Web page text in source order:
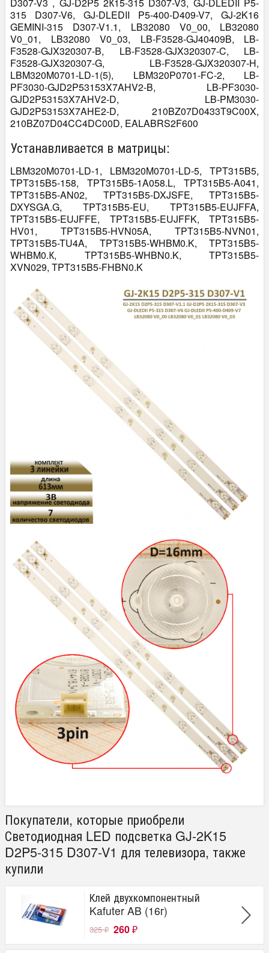
D307-V3 , GJ-D2P5 2К15-315 D307-V3, GJ-DLEDII P5-
315 D307-V6, GJ-DLEDII P5-400-D409-V7, GJ-2K16
GEMINI-315 D307-V1.1, LB32080 V0_00, LB32080
V0_01, LB32080 V0_03, LB-F3528-GJ40409B, LB-
F3528-GJX320307-B, LB-F3528-GJX320307-C, LB-
F3528-GJX320307-G, LB-F3528-GJX320307-H,
LBM320M0701-LD-1(5), LBM320P0701-FC-2, LB-
PF3030-GJD2P53153X7AHV2-B, LB-PF3030-
GJD2P53153X7AHV2-D, LB-PM3030-
GJD2P53153X7AHE2-D, 210BZ07D0433T9C00X,
210BZ07D04CC4DC00D, EALABRS2F600
Устанавливается в матрицы:
LBM320M0701-LD-1, LBM320M0701-LD-5, TPT315B5,
TPT315B5-158, TPT315B5-1A058.L, TPT315B5-A041,
TPT315B5-AN02, TPT315B5-DXJSFE, TPT315B5-
DXYSGA.G, TPT315B5-EU, TPT315B5-EUJFFA,
TPT315B5-EUJFFE, TPT315B5-EUJFFK, TPT315B5-
HV01, TPT315B5-HVN05A, TPT315B5-NVN01,
TPT315B5-TU4A, TPT315B5-WHBM0.K, TPT315B5-
WHBM0.К, TPT315B5-WHBN0.K, TPT315B5-
XVN029, TPT315B5-FHBN0.K
Покупатели, которые приобрели
Светодиодная LED подсветка GJ-2K15
D2P5-315 D307-V1 для телевизора, также
купили
Клей двухкомпонентный
Kafuter AB (16г)
325₽ 260 ₽